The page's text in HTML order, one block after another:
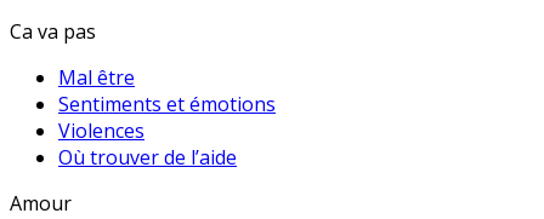
Ca va pas
Mal être
Sentiments et émotions
Violences
Où trouver de l’aide
Amour